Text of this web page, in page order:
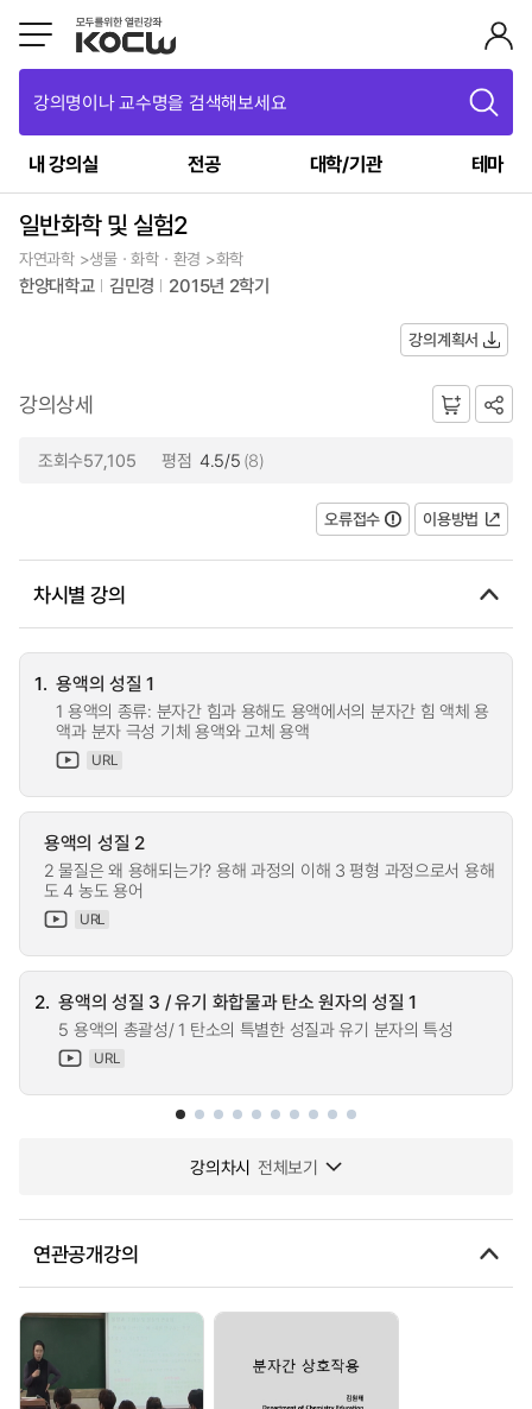
강의명이나 교수명을 검색해보세요
내 강의실 전공 대학/기관 테마
일반화학 및 실험2
자연과학 >생물ㆍ화학ㆍ환경 >화학
한양대학교 김민경 2015년 2학기
강의계획서
강의상세
조회수57,105 평점 4.5/5 (8)
오류접수 이용방법
차시별 강의
1. 용액의 성질 1
1 용액의 종류: 분자간 힘과 용해도 용액에서의 분자간 힘 액체 용
액과 분자 극성 기체 용액와 고체 용액
URL
용액의 성질 2
2 물질은 왜 용해되는가? 용해 과정의 이해 3 평형 과정으로서 용해
도 4 농도 용어
URL
2. 용액의 성질 3 / 유기 화합물과 탄소 원자의 성질 1
5 용액의 총괄성/ 1 탄소의 특별한 성질과 유기 분자의 특성
URL
강의차시 전체보기
연관공개강의